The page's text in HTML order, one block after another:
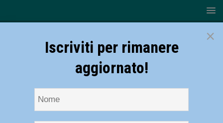
×
Iscriviti per rimanere
aggiornato!